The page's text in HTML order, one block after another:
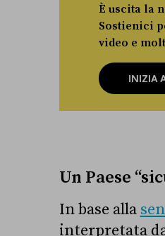
È uscita la
Sostienici
video e
INIZIA
Un Paese
In base alla
interpretata